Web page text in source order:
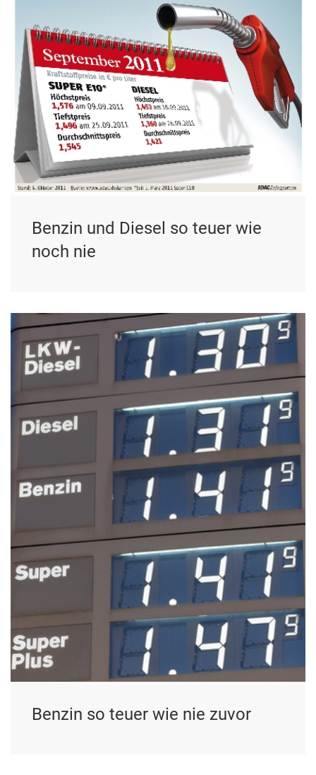
Benzin und Diesel so teuer wie
noch nie
Benzin so teuer wie nie zuvor